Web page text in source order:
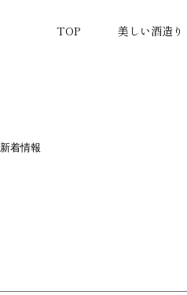
TOP 美しい酒造り
新着情報